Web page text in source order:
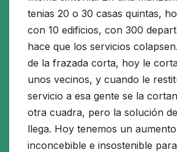
tenias 20 o 30 casas quintas,
con 10 edificios, con 300
hace que los servicios
de la frazada corta, hoy le
unos vecinos, y cuando le
servicio a esa gente se la
otra cuadra, pero la solución
llega. Hoy tenemos un
inconcebible e insostenible